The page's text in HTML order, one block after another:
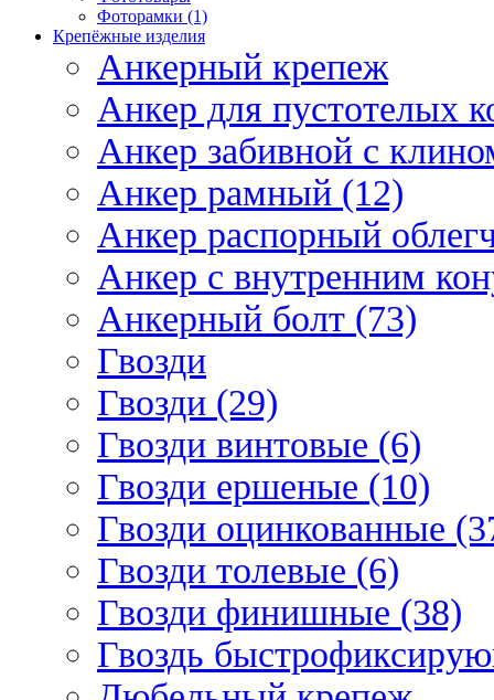
Фоторамки (1)
Крепёжные изделия
Анкерный крепеж
Анкер для пустотелых
Анкер забивной с
Анкер рамный (12)
Анкер распорный
Анкер с внутренним
Анкерный болт (73)
Гвозди
Гвозди (29)
Гвозди винтовые (6)
Гвозди ершеные (10)
Гвозди оцинкованные
Гвозди толевые (6)
Гвозди финишные (38)
Гвоздь